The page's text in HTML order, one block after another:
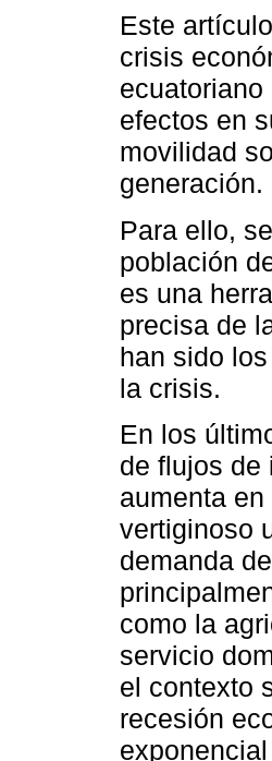
Este
crisis
efectos en
movilidad
generación.
Para ello,
población
es una
precisa de
han sido
la crisis.
En los
de flujos de
aumenta
vertiginoso
demanda
como la
servicio
el contexto
recesión